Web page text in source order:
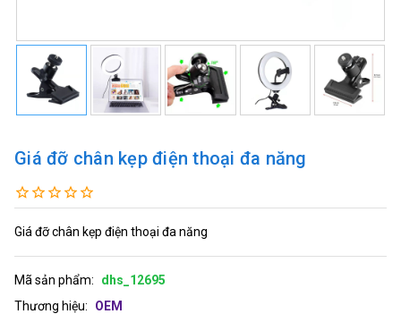
Giá đỡ chân kẹp điện thoại đa năng
Giá đỡ chân kẹp điện thoại đa năng
Mã sản phẩm:
dhs_12695
Thương hiệu:
OEM